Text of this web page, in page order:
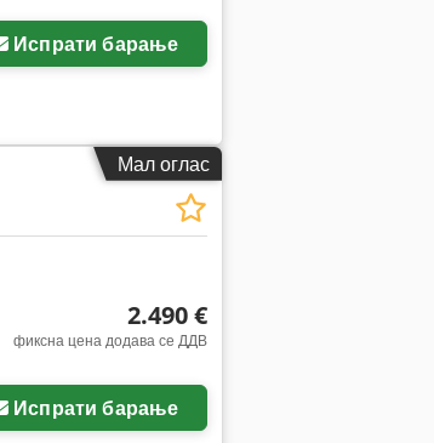
Испрати барање
Мал оглас
2.490 €
фиксна цена додава се ДДВ
Испрати барање